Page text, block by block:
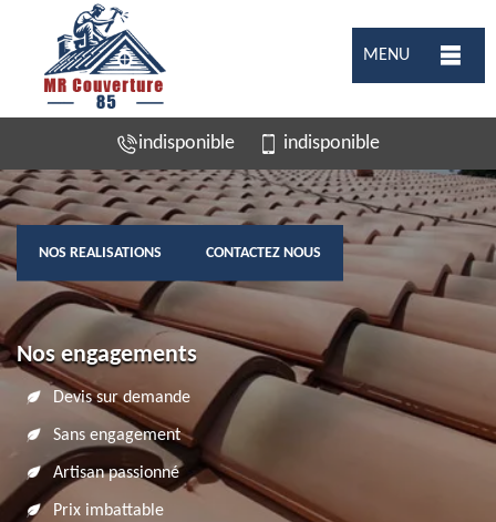
MENU
indisponible indisponible
NOS REALISATIONS CONTACTEZ NOUS
Nos engagements
Devis sur demande
Sans engagement
Artisan passionné
Prix imbattable